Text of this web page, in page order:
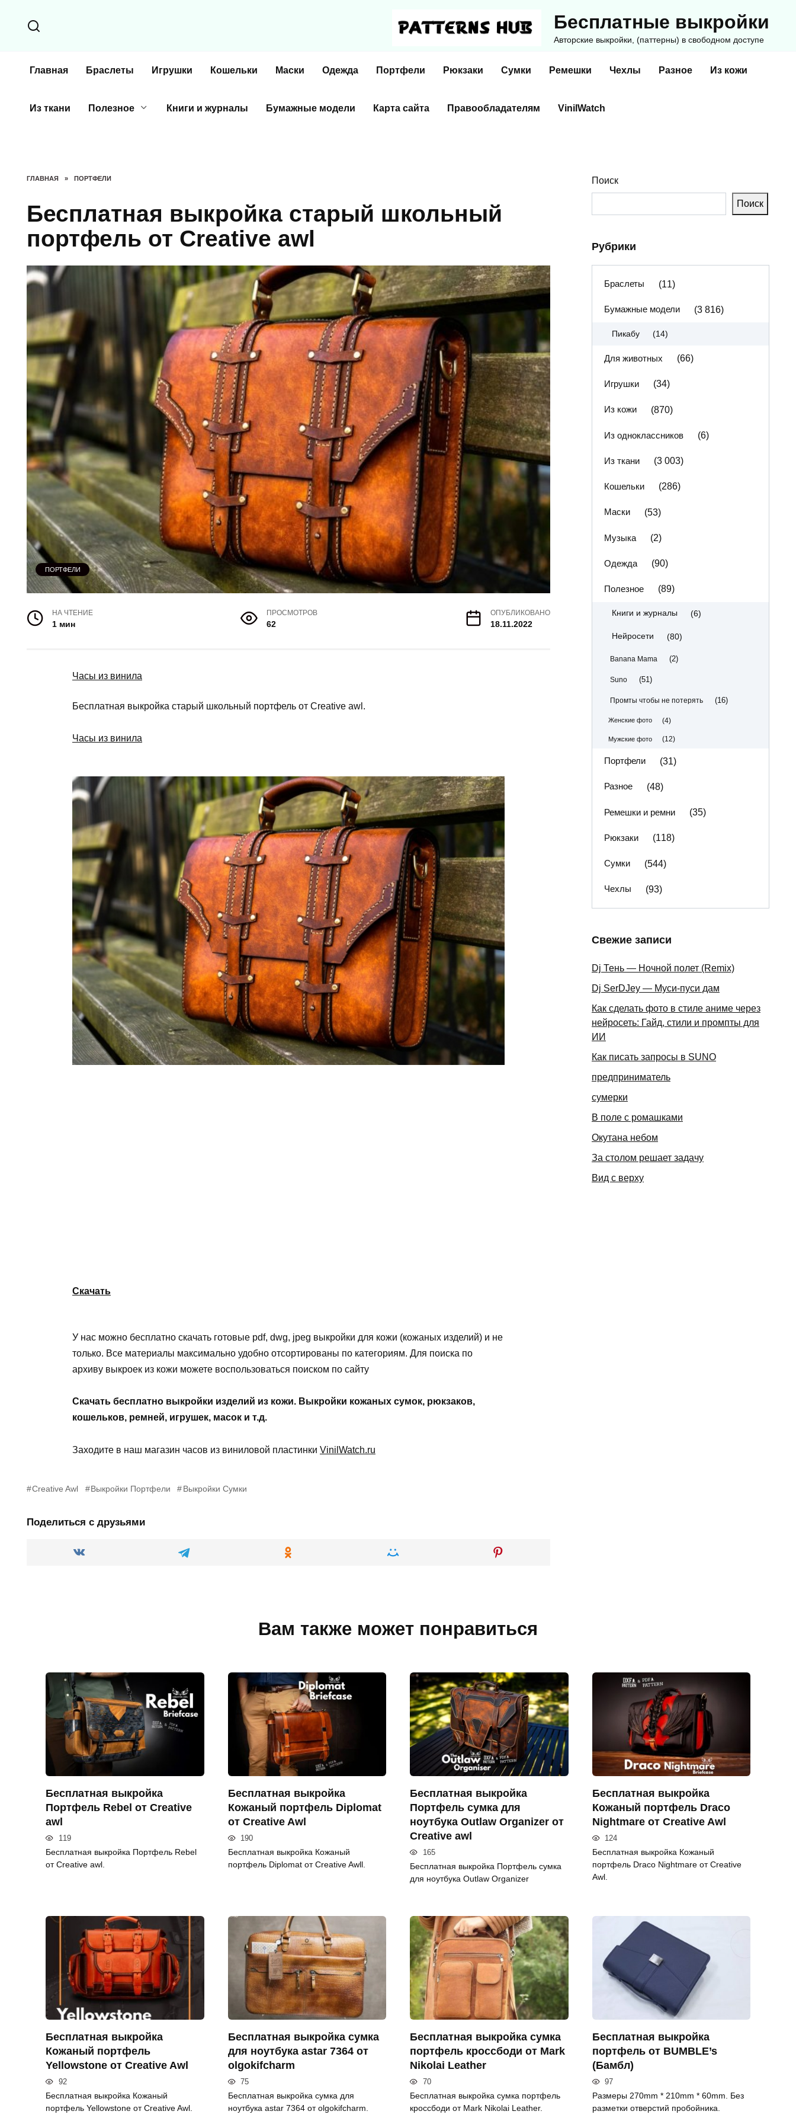
содержанию
Бесплатные выкройки
Авторские выкройки, (паттерны) в свободном доступе
Главная Браслеты Игрушки Кошельки Маски Одежда Портфели Рюкзаки Сумки Ремешки Чехлы Разное Из кожи
Из ткани Полезное Книги и журналы Бумажные модели Карта сайта Правообладателям VinilWatch
ГЛАВНАЯ » ПОРТФЕЛИ
Бесплатная выкройка старый школьный
портфель от Creative awl
ПОРТФЕЛИ
НА ЧТЕНИЕ
1 мин
ПРОСМОТРОВ
62
ОПУБЛИКОВАНО
18.11.2022
Часы из винила
Бесплатная выкройка старый школьный портфель от Creative awl.
Часы из винила
Скачать
У нас можно бесплатно скачать готовые pdf, dwg, jpeg выкройки для кожи (кожаных изделий) и не
только. Все материалы максимально удобно отсортированы по категориям. Для поиска по
архиву выкроек из кожи можете воспользоваться поиском по сайту
Скачать бесплатно выкройки изделий из кожи. Выкройки кожаных сумок, рюкзаков,
кошельков, ремней, игрушек, масок и т.д.
Заходите в наш магазин часов из виниловой пластинки VinilWatch.ru
Creative Awl Выкройки Портфели Выкройки Сумки
Поделиться с друзьями
Поиск
Поиск
Рубрики
Браслеты (11)
Бумажные модели (3 816)
Пикабу (14)
Для животных (66)
Игрушки (34)
Из кожи (870)
Из одноклассников (6)
Из ткани (3 003)
Кошельки (286)
Маски (53)
Музыка (2)
Одежда (90)
Полезное (89)
Книги и журналы (6)
Нейросети (80)
Banana Mama (2)
Suno (51)
Промты чтобы не потерять (16)
Женские фото (4)
Мужские фото (12)
Портфели (31)
Разное (48)
Ремешки и ремни (35)
Рюкзаки (118)
Сумки (544)
Чехлы (93)
Свежие записи
Dj Тень — Ночной полет (Remix)
Dj SerDJey — Муси-пуси дам
Как сделать фото в стиле аниме через
нейросеть: Гайд, стили и промпты для
ИИ
Как писать запросы в SUNO
предприниматель
сумерки
В поле с ромашками
Окутана небом
За столом решает задачу
Вид с верху
Вам также может понравиться
Бесплатная выкройка
Портфель Rebel от Creative
awl
119
Бесплатная выкройка Портфель Rebel
от Creative awl.
Бесплатная выкройка
Кожаный портфель Diplomat
от Creative Awl
190
Бесплатная выкройка Кожаный
портфель Diplomat от Creative Awll.
Бесплатная выкройка
Портфель сумка для
ноутбука Outlaw Organizer от
Creative awl
165
Бесплатная выкройка Портфель сумка
для ноутбука Outlaw Organizer
Бесплатная выкройка
Кожаный портфель Draco
Nightmare от Creative Awl
124
Бесплатная выкройка Кожаный
портфель Draco Nightmare от Creative
Awl.
Бесплатная выкройка
Кожаный портфель
Yellowstone от Creative Awl
92
Бесплатная выкройка Кожаный
портфель Yellowstone от Creative Awl.
Бесплатная выкройка сумка
для ноутбука astar 7364 от
olgokifcharm
75
Бесплатная выкройка сумка для
ноутбука astar 7364 от olgokifcharm.
Бесплатная выкройка сумка
портфель кроссбоди от Mark
Nikolai Leather
70
Бесплатная выкройка сумка портфель
кроссбоди от Mark Nikolai Leather.
Бесплатная выкройка
портфель от BUMBLE’s
(Бамбл)
97
Размеры 270mm * 210mm * 60mm. Без
разметки отверстий пробойника.